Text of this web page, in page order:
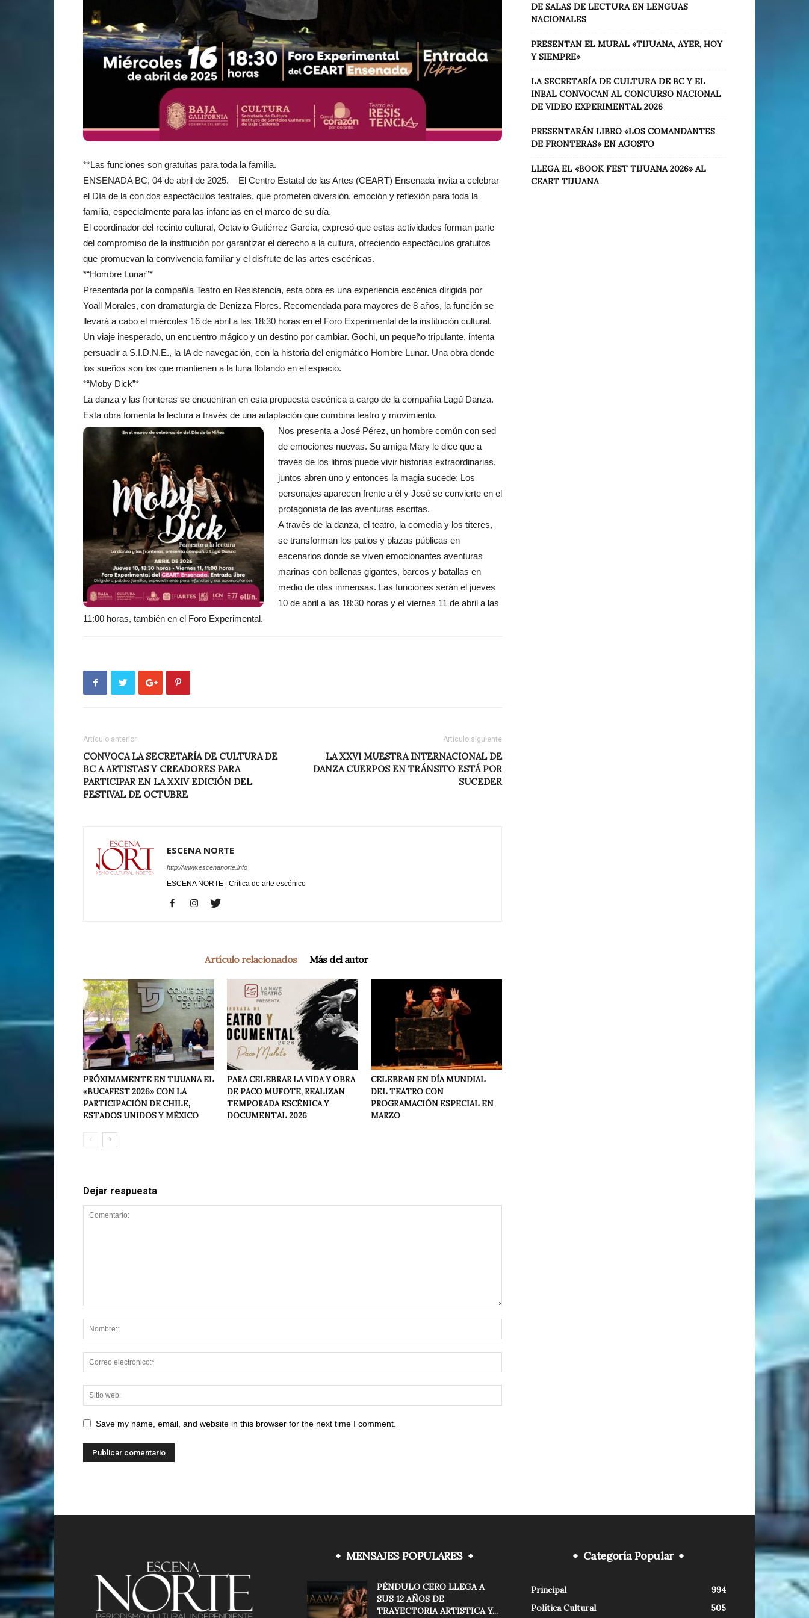
**Las funciones son gratuitas para toda la familia.
ENSENADA BC, 04 de abril de 2025. – El Centro Estatal de las Artes (CEART) Ensenada invita a celebrar
el Día de la con dos espectáculos teatrales, que prometen diversión, emoción y reflexión para toda la
familia, especialmente para las infancias en el marco de su día.
El coordinador del recinto cultural, Octavio Gutiérrez García, expresó que estas actividades forman parte
del compromiso de la institución por garantizar el derecho a la cultura, ofreciendo espectáculos gratuitos
que promuevan la convivencia familiar y el disfrute de las artes escénicas.
*“Hombre Lunar”*
Presentada por la compañía Teatro en Resistencia, esta obra es una experiencia escénica dirigida por
Yoall Morales, con dramaturgia de Denizza Flores. Recomendada para mayores de 8 años, la función se
llevará a cabo el miércoles 16 de abril a las 18:30 horas en el Foro Experimental de la institución cultural.
Un viaje inesperado, un encuentro mágico y un destino por cambiar. Gochi, un pequeño tripulante, intenta
persuadir a S.I.D.N.E., la IA de navegación, con la historia del enigmático Hombre Lunar. Una obra donde
los sueños son los que mantienen a la luna flotando en el espacio.
*“Moby Dick”*
La danza y las fronteras se encuentran en esta propuesta escénica a cargo de la compañía Lagú Danza.
Esta obra fomenta la lectura a través de una adaptación que combina teatro y movimiento.
Nos presenta a José Pérez, un hombre común con sed
de emociones nuevas. Su amiga Mary le dice que a
través de los libros puede vivir historias extraordinarias,
juntos abren uno y entonces la magia sucede: Los
personajes aparecen frente a él y José se convierte en el
protagonista de las aventuras escritas.
A través de la danza, el teatro, la comedia y los títeres,
se transforman los patios y plazas públicas en
escenarios donde se viven emocionantes aventuras
marinas con ballenas gigantes, barcos y batallas en
medio de olas inmensas. Las funciones serán el jueves
10 de abril a las 18:30 horas y el viernes 11 de abril a las
11:00 horas, también en el Foro Experimental.
Artículo anterior
CONVOCA LA SECRETARÍA DE CULTURA DE
BC A ARTISTAS Y CREADORES PARA
PARTICIPAR EN LA XXIV EDICIÓN DEL
FESTIVAL DE OCTUBRE
Artículo siguiente
LA XXVI MUESTRA INTERNACIONAL DE
DANZA CUERPOS EN TRÁNSITO ESTÁ POR
SUCEDER
ESCENA NORTE
http://www.escenanorte.info
ESCENA NORTE | Crítica de arte escénico
Artículo relacionados Más del autor
PRÓXIMAMENTE EN TIJUANA EL
«BUCAFEST 2026» CON LA
PARTICIPACIÓN DE CHILE,
ESTADOS UNIDOS Y MÉXICO
PARA CELEBRAR LA VIDA Y OBRA
DE PACO MUFOTE, REALIZAN
TEMPORADA ESCÉNICA Y
DOCUMENTAL 2026
CELEBRAN EN DÍA MUNDIAL
DEL TEATRO CON
PROGRAMACIÓN ESPECIAL EN
MARZO
Dejar respuesta
Save my name, email, and website in this browser for the next time I comment.
DE SALAS DE LECTURA EN LENGUAS
NACIONALES
PRESENTAN EL MURAL «TIJUANA, AYER, HOY
Y SIEMPRE»
LA SECRETARÍA DE CULTURA DE BC Y EL
INBAL CONVOCAN AL CONCURSO NACIONAL
DE VIDEO EXPERIMENTAL 2026
PRESENTARÁN LIBRO «LOS COMANDANTES
DE FRONTERAS» EN AGOSTO
LLEGA EL «BOOK FEST TIJUANA 2026» AL
CEART TIJUANA
MENSAJES POPULARES
PÉNDULO CERO LLEGA A
SUS 12 AÑOS DE
TRAYECTORIA ARTISTICA Y...
Categoría Popular
Principal
994
Política Cultural
505